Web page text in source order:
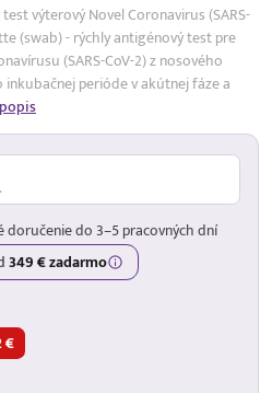
výterový Novel Coronavirus (SARS-
(swab) - rýchly antigénový test pre
(SARS-CoV-2) z nosového
perióde v akútnej fáze a
doručenie do 3–5 pracovných dní
349 € zadarmo
€